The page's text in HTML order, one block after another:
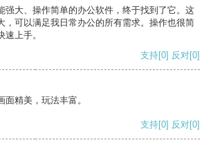
强大、操作简单的办公软件，终于找到了它。这
，可以满足我日常办公的所有需求。操作也很简
上手。
支持[0] 反对[0]
精美，玩法丰富。
支持[0] 反对[0]